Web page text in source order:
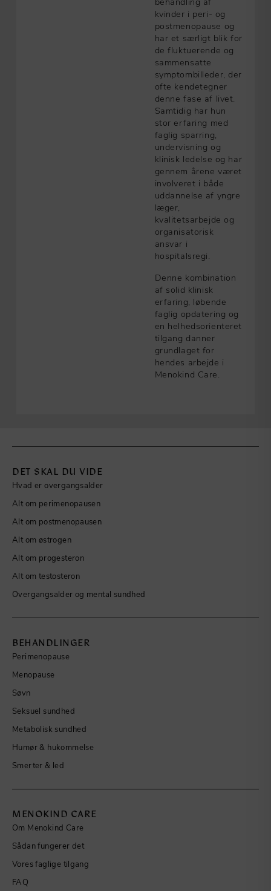
kvinder i peri- og
postmenopause og
har et særligt blik for
de fluktuerende og
sammensatte
symptombilleder, der
ofte kendetegner
denne fase af livet.
Samtidig har hun
stor erfaring med
faglig sparring,
undervisning og
klinisk ledelse og har
gennem årene været
involveret i både
uddannelse af yngre
læger,
kvalitetsarbejde og
organisatorisk
ansvar i
hospitalsregi.
Denne kombination
af solid klinisk
erfaring, løbende
faglig opdatering og
en helhedsorienteret
tilgang danner
grundlaget for
hendes arbejde i
Menokind Care.
DET SKAL DU VIDE
Hvad er overgangsalder
Alt om perimenopausen
Alt om postmenopausen
Alt om østrogen
Alt om progesteron
Alt om testosteron
Overgangsalder og mental sundhed
BEHANDLINGER
Perimenopause
Menopause
Søvn
Seksuel sundhed
Metabolisk sundhed
Humør & hukommelse
Smerter & led
MENOKIND CARE
Om Menokind Care
Sådan fungerer det
Vores faglige tilgang
FAQ